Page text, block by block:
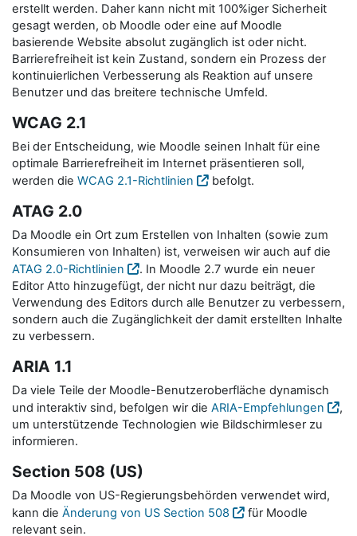
erstellt werden. Daher kann nicht mit 100%iger Sicherheit
gesagt werden, ob Moodle oder eine auf Moodle
basierende Website absolut zugänglich ist oder nicht.
Barrierefreiheit ist kein Zustand, sondern ein Prozess der
kontinuierlichen Verbesserung als Reaktion auf unsere
Benutzer und das breitere technische Umfeld.
WCAG 2.1
Bei der Entscheidung, wie Moodle seinen Inhalt für eine
optimale Barrierefreiheit im Internet präsentieren soll,
werden die WCAG 2.1-Richtlinien befolgt.
ATAG 2.0
Da Moodle ein Ort zum Erstellen von Inhalten (sowie zum
Konsumieren von Inhalten) ist, verweisen wir auch auf die
ATAG 2.0-Richtlinien
. In Moodle 2.7 wurde ein neuer
Editor Atto hinzugefügt, der nicht nur dazu beiträgt, die
Verwendung des Editors durch alle Benutzer zu verbessern,
sondern auch die Zugänglichkeit der damit erstellten Inhalte
zu verbessern.
ARIA 1.1
Da viele Teile der Moodle-Benutzeroberfläche dynamisch
und interaktiv sind, befolgen wir die ARIA-Empfehlungen
,
um unterstützende Technologien wie Bildschirmleser zu
informieren.
Section 508 (US)
Da Moodle von US-Regierungsbehörden verwendet wird,
kann die Änderung von US Section 508
für Moodle
relevant sein.